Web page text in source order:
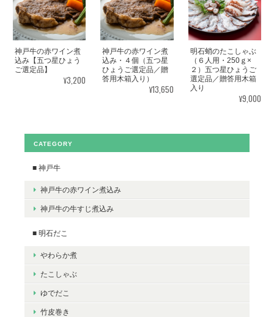
神戸牛の赤ワイン煮
込み【五つ星ひょう
ご選定品】
¥3,200
神戸牛の赤ワイン煮
込み・４個（五つ星
ひょうご選定品／贈
答用木箱入り）
¥13,650
明石蛸のたこしゃぶ
（６人用・250ｇ×
２）五つ星ひょうご
選定品／贈答用木箱
入り
¥9,000
CATEGORY
■ 神戸牛
神戸牛の赤ワイン煮込み
神戸牛の牛すじ煮込み
■ 明石だこ
やわらか煮
たこしゃぶ
ゆでだこ
竹皮巻き